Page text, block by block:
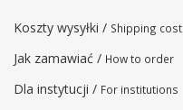
Koszty wysyłki / Shipping cost
Jak zamawiać / How to order
Dla instytucji / For institutions